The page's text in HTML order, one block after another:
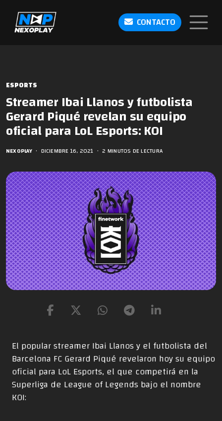
CONTACTO
ESPORTS
Streamer Ibai Llanos y futbolista
Gerard Piqué revelan su equipo
oficial para LoL Esports: KOI
NEXOPLAY • DICIEMBRE 16, 2021 • 2 MINUTOS DE LECTURA
El popular streamer Ibai Llanos y el futbolista del
Barcelona FC Gerard Piqué revelaron hoy su equipo
oficial para LoL Esports, el que competirá en la
Superliga de League of Legends bajo el nombre
KOI: